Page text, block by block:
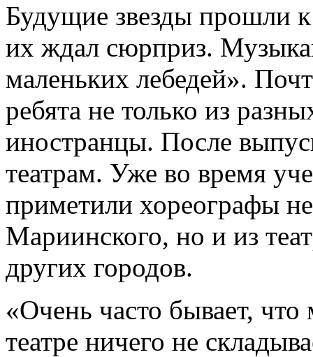
Будущие звезды прошли
их ждал сюрприз.
маленьких лебедей».
ребята не только из
иностранцы. После
театрам. Уже во время
приметили хореографы
Мариинского, но и из
других городов.
«Очень часто бывает,
театре ничего не